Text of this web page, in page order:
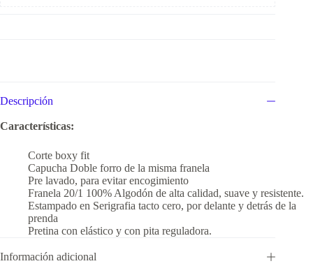
Descripción
Características:
Corte boxy fit
Capucha Doble forro de la misma franela
Pre lavado, para evitar encogimiento
Franela 20/1 100% Algodón de alta calidad, suave y resistente.
Estampado en Serigrafia tacto cero, por delante y detrás de la
prenda
Pretina con elástico y con pita reguladora.
Información adicional